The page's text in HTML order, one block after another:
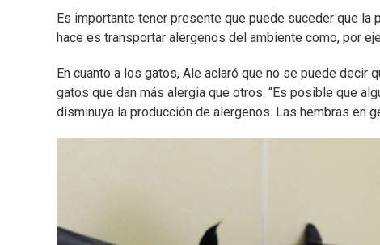
Es importante tener presente que puede suceder que la
hace es transportar alergenos del ambiente como, por
En cuanto a los gatos, Ale aclaró que no se puede decir
gatos que dan más alergia que otros. “Es posible que
disminuya la producción de alergenos. Las hembras en